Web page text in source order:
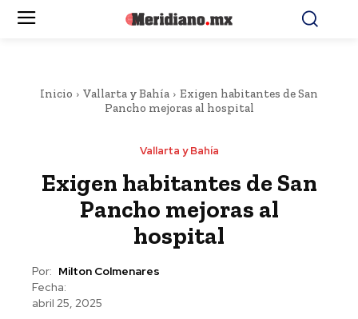
Inicio Vallarta y Bahía
Exigen habitantes de San
Pancho mejoras al hospital
Vallarta y Bahía
Exigen habitantes de San
Pancho mejoras al
hospital
Por: Milton Colmenares
Fecha:
abril 25, 2025